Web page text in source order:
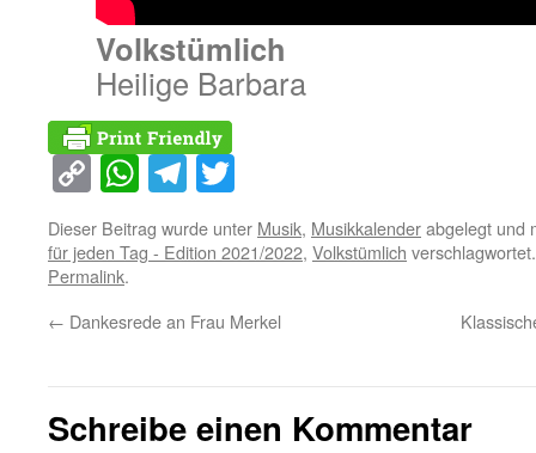
Volkstümlich
Heilige Barbara
Copy
Link
WhatsApp
Telegram
Dieser Beitrag wurde unter Musik, Musikkalenderabgelegt und
für jeden Tag - Edition 2021/2022, Volkstümlich
Permalink.
← Dankesrede an Frau Merkel
Schreibe einen Kommentar